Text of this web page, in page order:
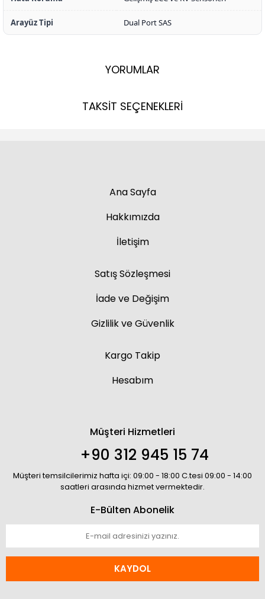
Arayüz Tipi Dual Port SAS
YORUMLAR
TAKSİT SEÇENEKLERİ
Ana Sayfa
Hakkımızda
İletişim
Satış Sözleşmesi
İade ve Değişim
Gizlilik ve Güvenlik
Kargo Takip
Hesabım
Müşteri Hizmetleri
+90 312 945 15 74
Müşteri temsilcilerimiz hafta içi: 09:00 - 18:00 C.tesi 09:00 - 14:00
saatleri arasında hizmet vermektedir.
E-Bülten Abonelik
KAYDOL